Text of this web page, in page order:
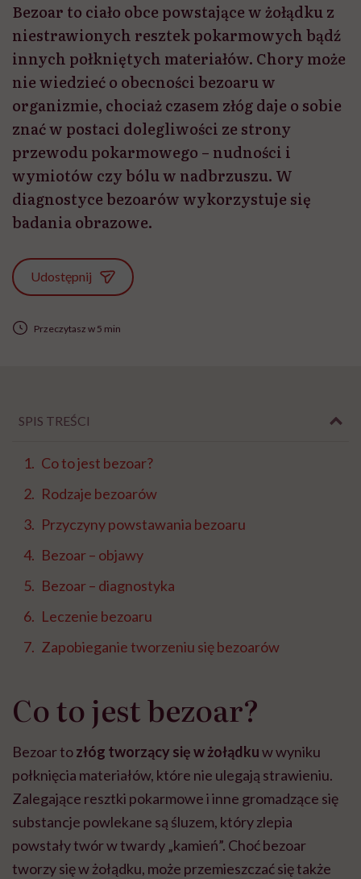
Bezoar to ciało obce powstające w żołądku z
niestrawionych resztek pokarmowych bądź
innych połkniętych materiałów. Chory może
nie wiedzieć o obecności bezoaru w
organizmie, chociaż czasem złóg daje o sobie
znać w postaci dolegliwości ze strony
przewodu pokarmowego – nudności i
wymiotów czy bólu w nadbrzuszu. W
diagnostyce bezoarów wykorzystuje się
badania obrazowe.
Udostępnij
Przeczytasz w 5 min
SPIS TREŚCI
Co to jest bezoar?
Rodzaje bezoarów
Przyczyny powstawania bezoaru
Bezoar – objawy
Bezoar – diagnostyka
Leczenie bezoaru
Zapobieganie tworzeniu się bezoarów
Co to jest bezoar?
Bezoar tozłóg tworzący się w żołądkuw wyniku
połknięcia materiałów, które nie ulegają strawieniu.
Zalegające resztki pokarmowe i inne gromadzące się
substancje powlekane są śluzem, który zlepia
powstały twór w twardy „kamień”. Choć bezoar
tworzy się w żołądku, może przemieszczać się także